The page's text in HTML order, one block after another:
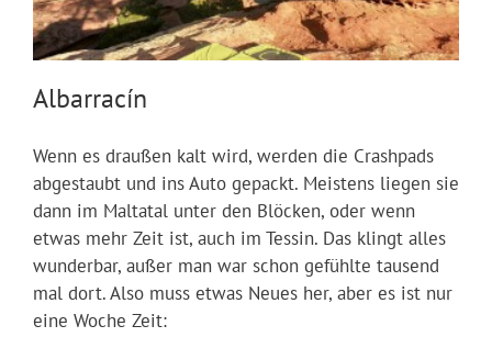
Albarracín
Wenn es draußen kalt wird, werden die Crashpads
abgestaubt und ins Auto gepackt. Meistens liegen sie
dann im Maltatal unter den Blöcken, oder wenn
etwas mehr Zeit ist, auch im Tessin. Das klingt alles
wunderbar, außer man war schon gefühlte tausend
mal dort. Also muss etwas Neues her, aber es ist nur
eine Woche Zeit: